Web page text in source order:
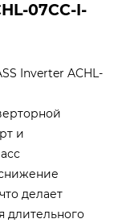
07CC-I-
Inverter ACHL-
и
делает
длительного